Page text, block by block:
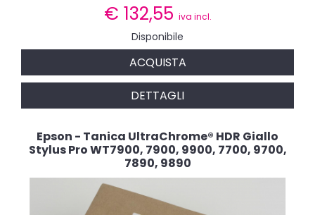
€ 132,55 iva incl.
Disponibile
ACQUISTA
DETTAGLI
Epson - Tanica UltraChrome® HDR Giallo
Stylus Pro WT7900, 7900, 9900, 7700, 9700,
7890, 9890